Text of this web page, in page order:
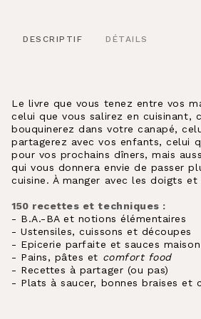
DESCRIPTIF DÉTAILS
Le livre que vous tenez entre vos
celui que vous salirez en cuisinant,
bouquinerez dans votre canapé,
partagerez avec vos enfants, celui
pour vos prochains dîners, mais
qui vous donnera envie de passer
cuisine. À manger avec les doigts et
150 recettes et techniques :
- B.A.-BA et notions élémentaires
- Ustensiles, cuissons et découpes
- Epicerie parfaite et sauces maison
- Pains, pâtes et comfort food
- Recettes à partager (ou pas)
- Plats à saucer, bonnes braises et